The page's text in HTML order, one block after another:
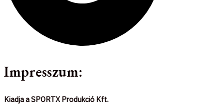
Impresszum:
Kiadja a SPORTX Produkció Kft.